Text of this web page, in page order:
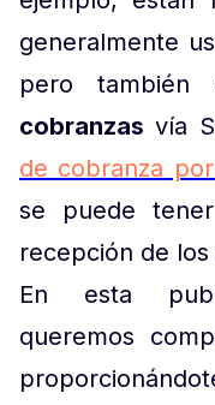
generalmente
pero también
cobranzasvía
de cobranza
se puede
recepción de los
En esta
queremos